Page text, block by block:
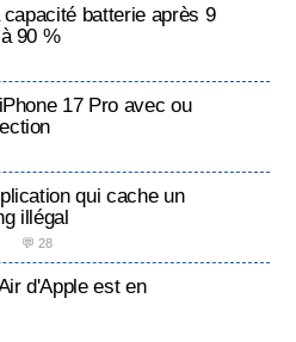
batterie après 9
90 %
17 Pro avec ou
qui cache un
illégal
💬 28
d'Apple est en